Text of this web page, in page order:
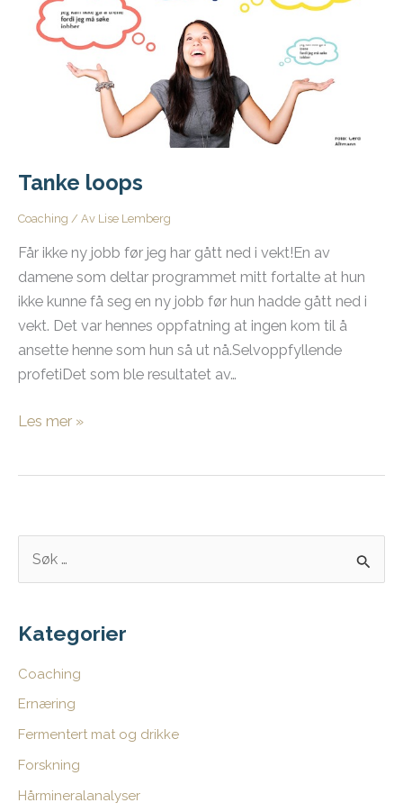
Tanke loops
Coaching / Av Lise Lemberg
Får ikke ny jobb før jeg har gått ned i vekt!En av
damene som deltar programmet mitt fortalte at hun
ikke kunne få seg en ny jobb før hun hadde gått ned i
vekt. Det var hennes oppfatning at ingen kom til å
ansette henne som hun så ut nå.Selvoppfyllende
profetiDet som ble resultatet av…
Tanke
Les mer »
e
t
e
r
:
Kategorier
Coaching
Ernæring
Fermentert mat og drikke
Forskning
Hårmineralanalyser